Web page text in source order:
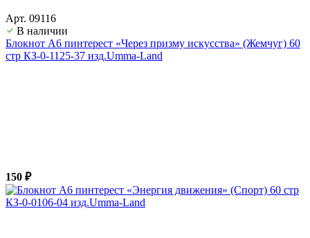
Арт. 09116
В наличии
Блокнот А6 пинтерест «Через призму искусства» (Жемчуг) 60
стр КЗ-0-1125-37 изд.Umma-Land
150 ₽